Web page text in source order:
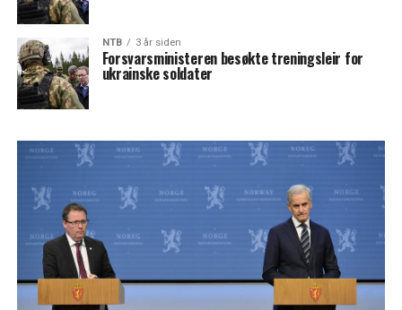
NTB 3 år siden
Forsvarsministeren besøkte treningsleir for
ukrainske soldater